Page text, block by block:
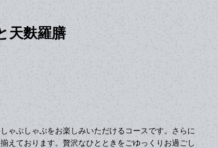
天麩羅膳
ゃぶしゃぶをお楽しみいただけるコースです。さらに
えております。贅沢なひとときをごゆっくりお過ごし